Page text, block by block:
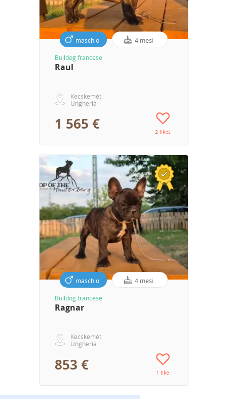
maschio 4 mesi
Bulldog francese
Raul
Kecskemét
Ungheria
1 565 € 2 likes
maschio 4 mesi
Bulldog francese
Ragnar
Kecskemét
Ungheria
853 € 1 like